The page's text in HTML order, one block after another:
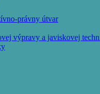
právny útvar
výpravy a javiskovej